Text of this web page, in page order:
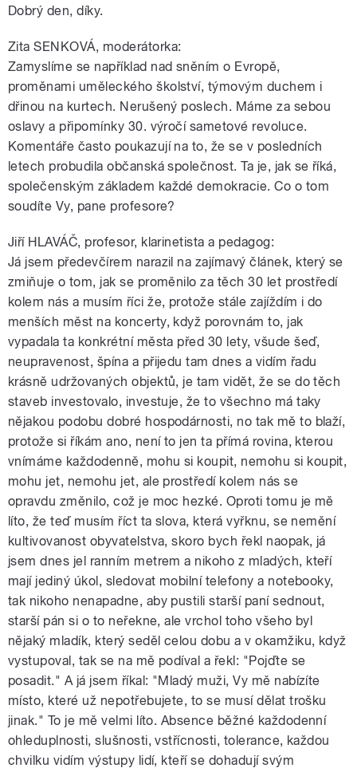
Dobrý den, díky.
Zita SENKOVÁ, moderátorka:
Zamyslíme se například nad sněním o Evropě,
proměnami uměleckého školství, týmovým duchem i
dřinou na kurtech. Nerušený poslech. Máme za sebou
oslavy a připomínky 30. výročí sametové revoluce.
Komentáře často poukazují na to, že se v posledních
letech probudila občanská společnost. Ta je, jak se říká,
společenským základem každé demokracie. Co o tom
soudíte Vy, pane profesore?
Jiří HLAVÁČ, profesor, klarinetista a pedagog:
Já jsem předevčírem narazil na zajímavý článek, který se
zmiňuje o tom, jak se proměnilo za těch 30 let prostředí
kolem nás a musím říci že, protože stále zajíždím i do
menších měst na koncerty, když porovnám to, jak
vypadala ta konkrétní města před 30 lety, všude šeď,
neupravenost, špína a přijedu tam dnes a vidím řadu
krásně udržovaných objektů, je tam vidět, že se do těch
staveb investovalo, investuje, že to všechno má taky
nějakou podobu dobré hospodárnosti, no tak mě to blaží,
protože si říkám ano, není to jen ta přímá rovina, kterou
vnímáme každodenně, mohu si koupit, nemohu si koupit,
mohu jet, nemohu jet, ale prostředí kolem nás se
opravdu změnilo, což je moc hezké. Oproti tomu je mě
líto, že teď musím říct ta slova, která vyřknu, se nemění
kultivovanost obyvatelstva, skoro bych řekl naopak, já
jsem dnes jel ranním metrem a nikoho z mladých, kteří
mají jediný úkol, sledovat mobilní telefony a notebooky,
tak nikoho nenapadne, aby pustili starší paní sednout,
starší pán si o to neřekne, ale vrchol toho všeho byl
nějaký mladík, který seděl celou dobu a v okamžiku, když
vystupoval, tak se na mě podíval a řekl: "Pojďte se
posadit." A já jsem říkal: "Mladý muži, Vy mě nabízíte
místo, které už nepotřebujete, to se musí dělat trošku
jinak." To je mě velmi líto. Absence běžné každodenní
ohleduplnosti, slušnosti, vstřícnosti, tolerance, každou
chvilku vidím výstupy lidí, kteří se dohadují svým